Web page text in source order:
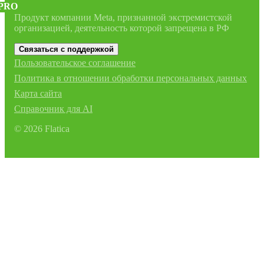
Продукт компании Meta, признанной экстремистской
организацией, деятельность которой запрещена в РФ
Связаться с поддержкой
Пользовательское соглашение
Политика в отношении обработки персональных данных
Карта сайта
Справочник для AI
© 2026 Flatica